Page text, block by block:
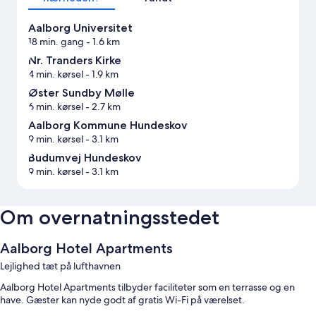
Aalborg Universitet
18 min. gang - 1.6 km
Nr. Tranders Kirke
4 min. kørsel- 1.9 km
Øster Sundby Mølle
6 min. kørsel- 2.7 km
Aalborg Kommune Hundeskov
9 min. kørsel- 3.1 km
Budumvej Hundeskov
9 min. kørsel- 3.1 km
Om overnatningsstedet
Aalborg Hotel Apartments
Lejlighed tæt på lufthavnen
Aalborg Hotel Apartments tilbyder faciliteter som en terrasse og en
have. Gæster kan nyde godt af gratis Wi-Fi på værelset.